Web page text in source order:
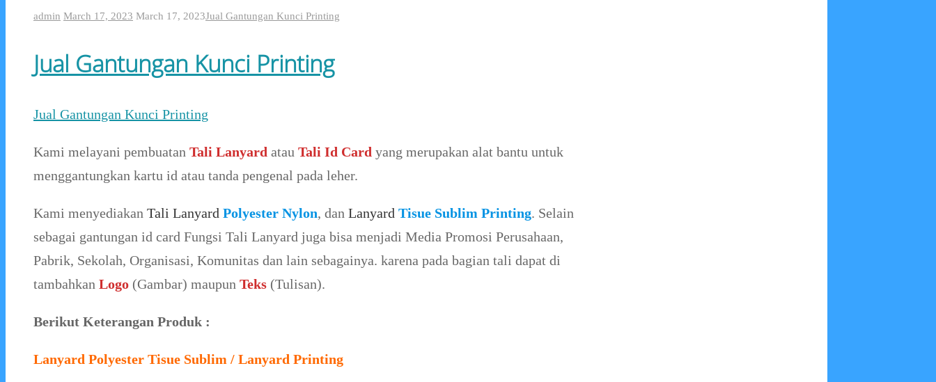
admin March 17, 2023 March 17, 2023Jual Gantungan Kunci Printing
Jual Gantungan Kunci Printing
Jual Gantungan Kunci Printing
Kami melayani pembuatan Tali Lanyard atau Tali Id Card yang merupakan alat bantu untuk
menggantungkan kartu id atau tanda pengenal pada leher.
Kami menyediakan Tali Lanyard Polyester Nylon, dan Lanyard Tisue Sublim Printing. Selain
sebagai gantungan id card Fungsi Tali Lanyard juga bisa menjadi Media Promosi Perusahaan,
Pabrik, Sekolah, Organisasi, Komunitas dan lain sebagainya. karena pada bagian tali dapat di
tambahkan Logo (Gambar) maupun Teks (Tulisan).
Berikut Keterangan Produk :
Lanyard Polyester Tisue Sublim / Lanyard Printing